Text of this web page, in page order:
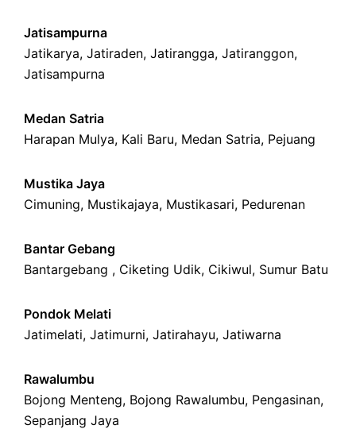
Jatisampurna
Jatikarya, Jatiraden, Jatirangga, Jatiranggon,
Jatisampurna
Medan Satria
Harapan Mulya, Kali Baru, Medan Satria, Pejuang
Mustika Jaya
Cimuning, Mustikajaya, Mustikasari, Pedurenan
Bantar Gebang
Bantargebang , Ciketing Udik, Cikiwul, Sumur Batu
Pondok Melati
Jatimelati, Jatimurni, Jatirahayu, Jatiwarna
Rawalumbu
Bojong Menteng, Bojong Rawalumbu, Pengasinan,
Sepanjang Jaya